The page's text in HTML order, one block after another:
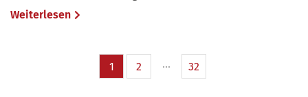
Weiterlesen
1 2 32